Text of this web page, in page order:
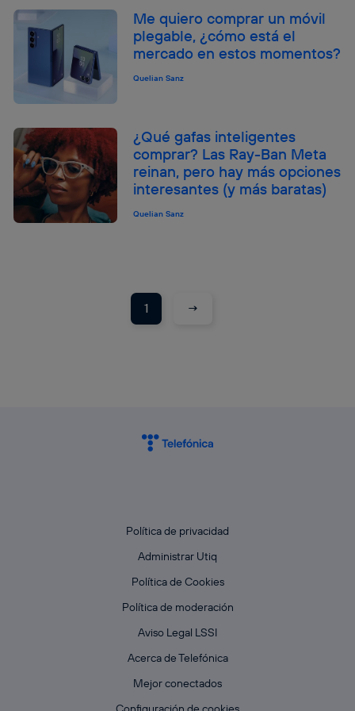
Me quiero comprar un móvil
plegable, ¿cómo está el
mercado en estos momentos?
Quelian Sanz
¿Qué gafas inteligentes
comprar? Las Ray-Ban Meta
reinan, pero hay más opciones
interesantes (y más baratas)
Quelian Sanz
1 →
Política de privacidad
Administrar Utiq
Política de Cookies
Política de moderación
Aviso Legal LSSI
Acerca de Telefónica
Mejor conectados